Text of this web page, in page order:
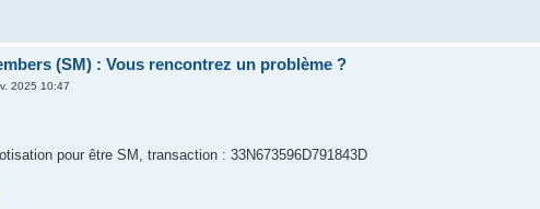
(SM) : Vous rencontrez un problème ?
2025 10:47
pour être SM, transaction : 33N673596D791843D